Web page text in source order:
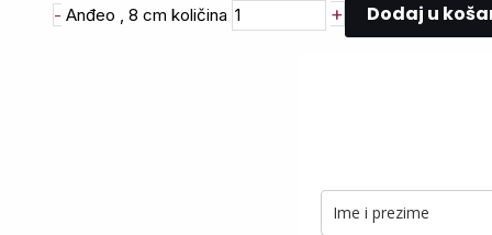
- Anđeo , 8 cm količina + Dodaj u